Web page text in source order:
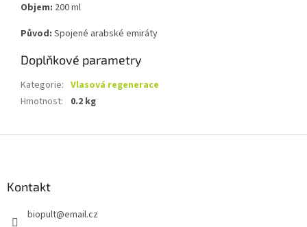
Objem: 200 ml
Původ: Spojené arabské emiráty
Doplňkové parametry
Kategorie: Vlasová regenerace
Hmotnost: 0.2 kg
Kontakt
biopult@email.cz